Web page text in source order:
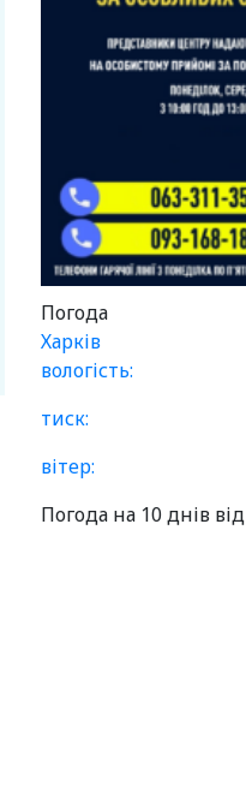
Погода
Харків
вологість:
тиск:
вітер:
Погода на 10 днів від